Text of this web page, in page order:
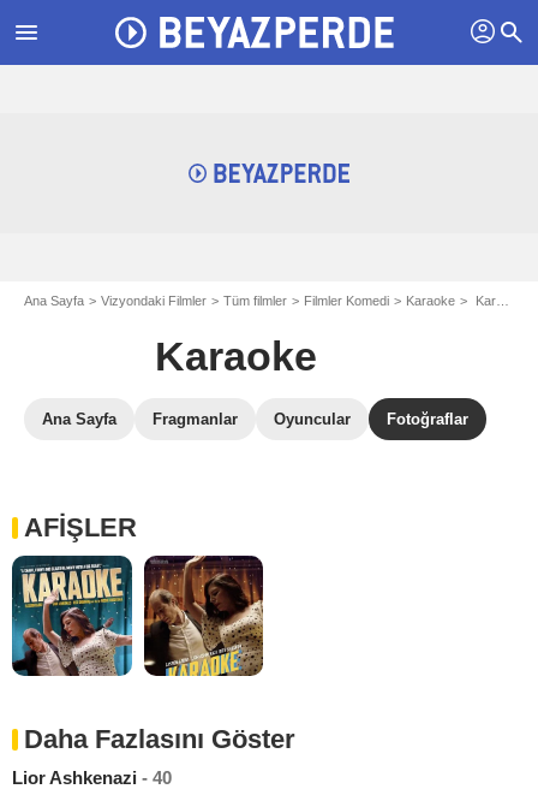
menu profil search
Ana Sayfa Vizyondaki Filmler Tüm filmler Filmler Komedi Karaoke Karaoke Filmi Galerisi
Karaoke
Ana Sayfa Fragmanlar Oyuncular Fotoğraflar
AFİŞLER
Daha Fazlasını Göster
Lior Ashkenazi - 40